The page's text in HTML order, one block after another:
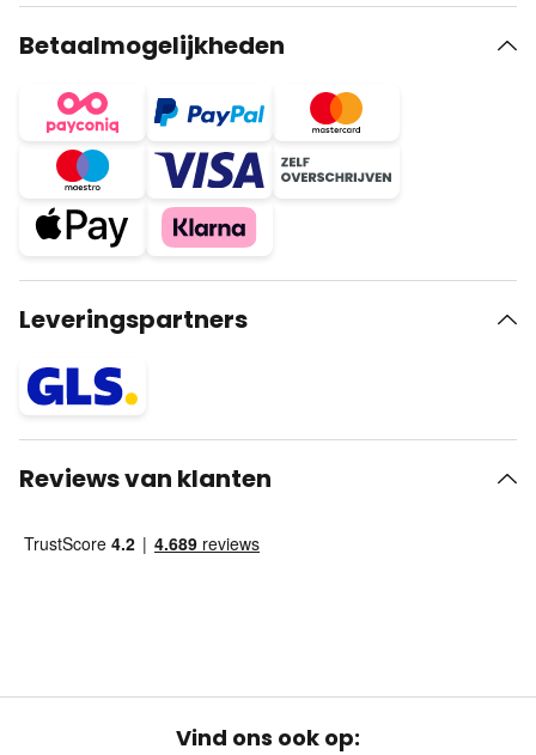
Betaalmogelijkheden
Leveringspartners
Reviews van klanten
Vind ons ook op: